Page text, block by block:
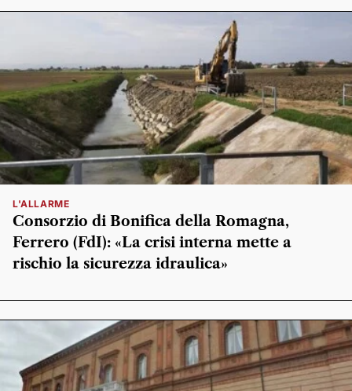
L'ALLARME
Consorzio di Bonifica della Romagna,
Ferrero (FdI): «La crisi interna mette a
rischio la sicurezza idraulica»